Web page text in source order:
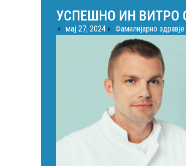
УСПЕШНО ИН ВИТРО
мај 27, 2024 Фамилијарно здравје